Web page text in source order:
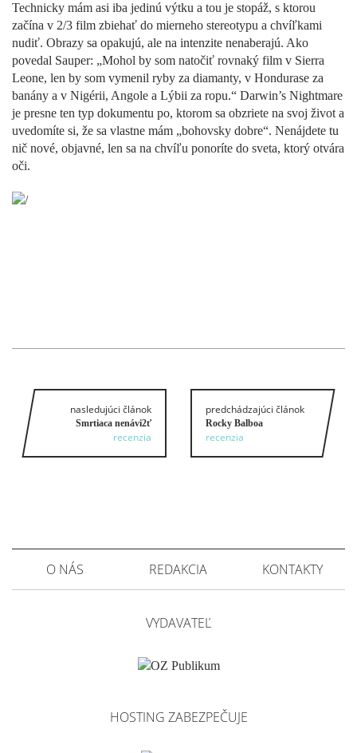
Technicky mám asi iba jedinú výtku a tou je stopáž, s ktorou
začína v 2/3 film zbiehať do mierneho stereotypu a chvíľkami
nudiť. Obrazy sa opakujú, ale na intenzite nenaberajú. Ako
povedal Sauper: „Mohol by som natočiť rovnaký film v Sierra
Leone, len by som vymenil ryby za diamanty, v Hondurase za
banány a v Nigérii, Angole a Lýbii za ropu.“ Darwin’s Nightmare
je presne ten typ dokumentu po, ktorom sa obzriete na svoj život a
uvedomíte si, že sa vlastne mám „bohovsky dobre“. Nenájdete tu
nič nové, objavné, len sa na chvíľu ponoríte do sveta, ktorý otvára
oči.
nasledujúci článok
Smrtiaca nenávi2ť
recenzia
predchádzajúci článok
Rocky Balboa
recenzia
O NÁS REDAKCIA KONTAKTY
VYDAVATEĽ
HOSTING ZABEZPEČUJE